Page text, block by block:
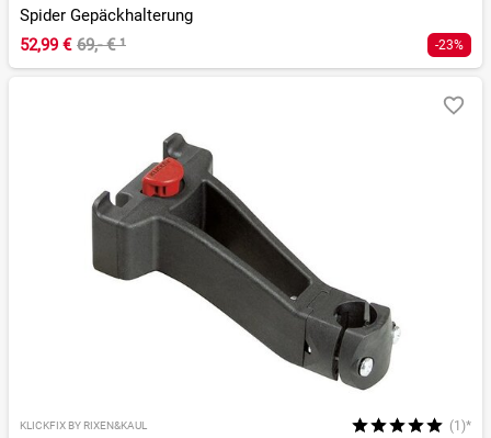
Spider Gepäckhalterung
52,99 € 69,- €¹ -23%
KLICKFIX BY RIXEN&KAUL (1)*